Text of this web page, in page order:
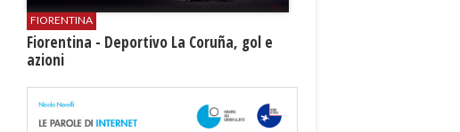
FIORENTINA
Fiorentina - Deportivo La Coruña, gol e
azioni